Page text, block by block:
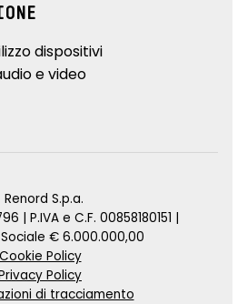
dispositivi
e video
Renord S.p.a.
| P.IVA e C.F. 00858180151 |
€ 6.000.000,00
Cookie Policy
Policy
di tracciamento